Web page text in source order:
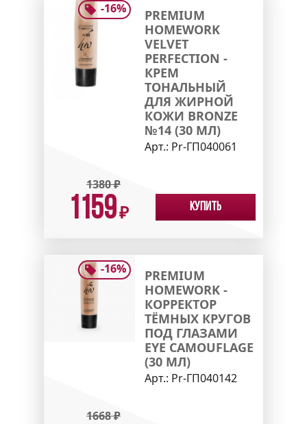
-16%
PREMIUM
HOMEWORK
VELVET
PERFECTION -
КРЕМ
ТОНАЛЬНЫЙ
ДЛЯ ЖИРНОЙ
КОЖИ BRONZE
№14 (30 МЛ)
Арт.: Pr-ГП040061
1380₽
1159₽ Купить
-16%
PREMIUM
HOMEWORK -
КОРРЕКТОР
ТЁМНЫХ КРУГОВ
ПОД ГЛАЗАМИ
EYE CAMOUFLAGE
(30 МЛ)
Арт.: Pr-ГП040142
1668₽